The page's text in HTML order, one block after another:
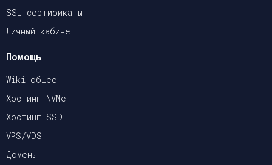
SSL сертификаты
Личный кабинет
Помощь
Wiki общее
Хостинг NVMe
Хостинг SSD
VPS/VDS
Домены